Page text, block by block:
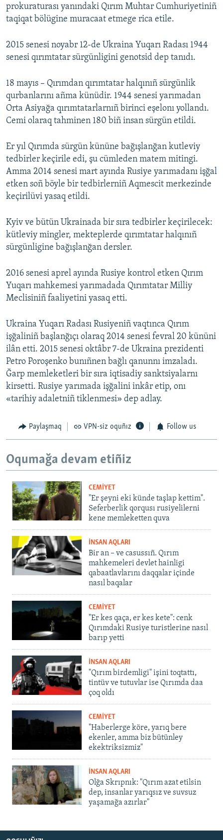
prokuraturası yanındaki Qırım Muhtar Cumhuriyetiniñ
taqiqat bölügine muracaat etmege rica etile.
2015 senesi noyabr 12-de Ukraina Yuqarı Radası 1944
senesi qırımtatar sürgünligini genotsid dep tanıdı.
18 mayıs – Qırımdan qırımtatar halqınıñ sürgünlik
qurbanlarını añma künüdir. 1944 senesi yarımadan
Orta Asiyağa qırımtatarlarnıñ birinci eşelonı yollandı.
Cemi olaraq tahminen 180 biñ insan sürgün etildi.
Er yıl Qırımda sürgün kününe bağışlanğan kutleviy
tedbirler keçirile edi, şu cümleden matem mitingi.
Amma 2014 senesi mart ayında Rusiye yarımadanı işğal
etken soñ böyle bir tedbirlerniñ Aqmescit merkezinde
keçirilüvi yasaq etildi.
Kyiv ve bütün Ukrainada bir sıra tedbirler keçirilecek:
kütleviy mingler, mekteplerde qırımtatar halqınıñ
sürgünligine bağışlanğan dersler.
2016 senesi aprel ayında Rusiye kontrol etken Qırım
Yuqarı mahkemesi yarımadada Qırımtatar Milliy
Meclisiniñ faaliyetini yasaq etti.
Ukraina Yuqarı Radası Rusiyeniñ vaqtınca Qırım
işğaliniñ başlanğıçı olaraq 2014 senesi fevral 20 kününi
ilân etti. 2015 senesi oktâbr 7-de Ukraina prezidenti
Petro Poroşenko bunıñnen bağlı qanunnı imzaladı.
Ğarp memleketleri bir sıra iqtisadiy sanktsiyalarnı
kirsetti. Rusiye yarımada işğalini inkâr etip, onı
«tarihiy adaletniñ tiklenmesi» dep adlay.
Paylaşmaq VPN-siz oquñız Follow us
Oqumağa devam etiñiz
CEMİYET
"Er şeyni eki künde taşlap kettim".
Seferberlik qorqusı rusiyelilerni
kene memleketten quva
İNSAN AQLARI
Bir an – ve casussıñ. Qırım
mahkemeleri devlet hainligi
qabaatlavlarını daqqalar içinde
nasıl baqalar
CEMİYET
"Er kes qaça, er kes kete": cenk
Qırımdaki Rusiye turistlerine nasıl
barıp yetti
İNSAN AQLARI
"Qırım birdemligi" işini toqtattı,
tintüv ve tutuvlar ise Qırımda daa
çoq oldı
CEMİYET
"Haberlerge köre, yarıq bere
ekenler, amma biz bütünley
ekektriksizmiz"
İNSAN AQLARI
Olğa Skrıpnık: "Qırım azat etilsin
dep, insanlar yarıqsız ve suvsuz
yaşamağa azırlar"